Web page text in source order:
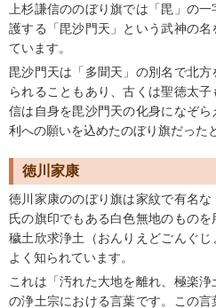
上杉謙信ののぼり旗では「毘」の
護する「毘沙門天」という武神の
ています。
毘沙門天は「多聞天」の別名で北
られることもあり、古くは聖徳太
信は自身を毘沙門天の化身になぞ
利への願いを込めたのぼり旗だった
徳川家康
徳川家康ののぼり旗は家紋で有名
氏の旗印でもある白色無地のもの
穢土欣求浄土（おんりえどごんぐ
よく知られています。
これは「汚れた大地を離れ、極楽
の浄土宗における言葉です。この